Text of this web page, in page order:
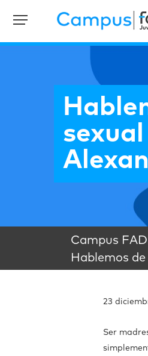
Campus FAD
Hablemos
23
Ser